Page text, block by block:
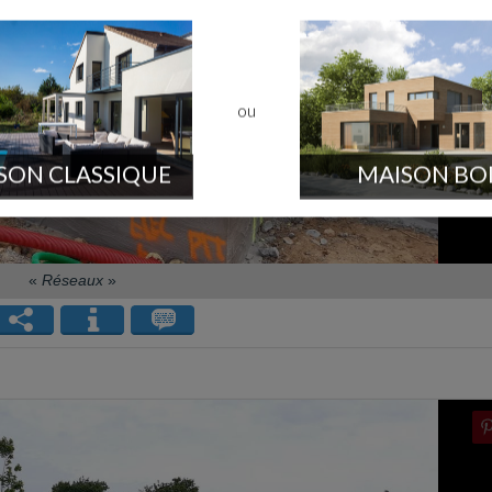
« Réseaux »
CLASSIQUE
ou
MAISON